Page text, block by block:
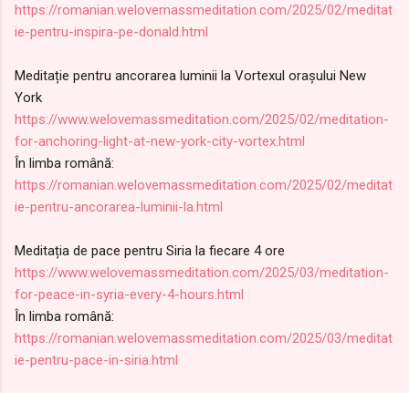
https://romanian.welovemassmeditation.com/2025/02/meditat
ie-pentru-inspira-pe-donald.html
Meditație pentru ancorarea luminii la Vortexul orașului New
York
https://www.welovemassmeditation.com/2025/02/meditation-
for-anchoring-light-at-new-york-city-vortex.html
În limba română:
https://romanian.welovemassmeditation.com/2025/02/meditat
ie-pentru-ancorarea-luminii-la.html
Meditația de pace pentru Siria la fiecare 4 ore
https://www.welovemassmeditation.com/2025/03/meditation-
for-peace-in-syria-every-4-hours.html
În limba română:
https://romanian.welovemassmeditation.com/2025/03/meditat
ie-pentru-pace-in-siria.html